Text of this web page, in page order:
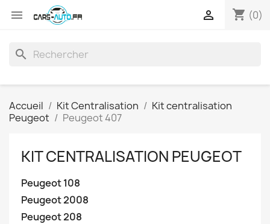
 shopping_cart (0)

search
Accueil Kit Centralisation
Kit centralisation
Peugeot
Peugeot 407
KIT CENTRALISATION PEUGEOT
Peugeot 108
Peugeot 2008
Peugeot 208